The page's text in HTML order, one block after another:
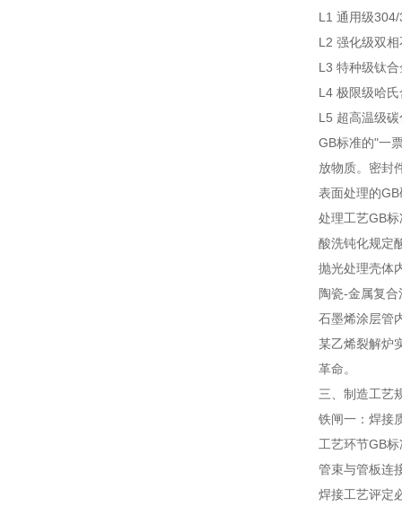
L1 通用级304/
L2 强化级双
L3 特种级钛合
L4 极限级哈
L5 超高温级碳
GB标准的"一
放物质。密封
表面处理的
处理工艺GB
酸洗钝化规定
抛光处理壳体
陶瓷-金属复合
石墨烯涂层管
某乙烯裂解炉
革命。
三、制造工
铁闸一：焊
工艺环节GB
管束与管板连
焊接工艺评定